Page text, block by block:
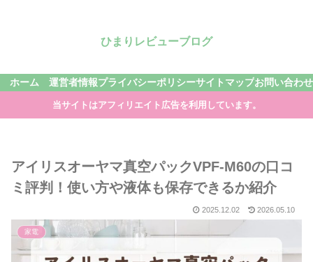
ひまりレビューブログ
ホーム 運営者情報プライバシーポリシーサイトマップお問い合わせ
当サイトはアフィリエイト広告を利用しています。
アイリスオーヤマ真空パックVPF-M60の口コ
ミ評判！使い方や液体も保存できるか紹介
2025.12.02 2026.05.10
家電